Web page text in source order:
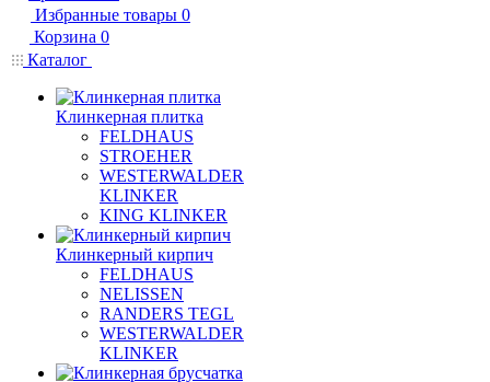
Избранные товары 0
Корзина 0
Каталог
Клинкерная плитка
FELDHAUS
STROEHER
WESTERWALDER
KLINKER
KING KLINKER
Клинкерный кирпич
FELDHAUS
NELISSEN
RANDERS TEGL
WESTERWALDER
KLINKER